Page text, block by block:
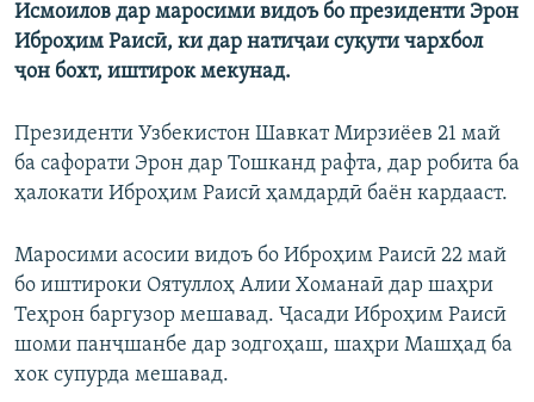
Исмоилов дар маросими видоъ бо президенти Эрон
Иброҳим Раисӣ, ки дар натиҷаи суқути чархбол
ҷон бохт, иштирок мекунад.
Президенти Узбекистон Шавкат Мирзиёев 21 май
ба сафорати Эрон дар Тошканд рафта, дар робита ба
ҳалокати Иброҳим Раисӣ ҳамдардӣ баён кардааст.
Маросими асосии видоъ бо Иброҳим Раисӣ 22 май
бо иштироки Оятуллоҳ Алии Хоманаӣ дар шаҳри
Теҳрон баргузор мешавад. Ҷасади Иброҳим Раисӣ
шоми панҷшанбе дар зодгоҳаш, шаҳри Машҳад ба
хок супурда мешавад.